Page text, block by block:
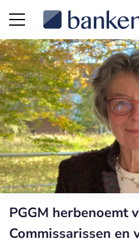
PGGM herbenoemt
Commissarissen